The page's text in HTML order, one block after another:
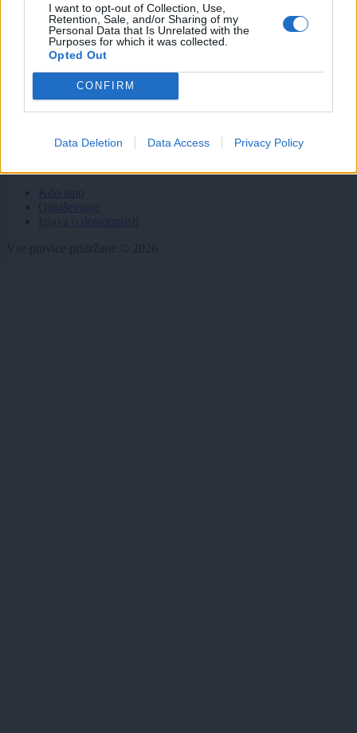
I want to opt-out of Collection, Use,
Retention, Sale, and/or Sharing of my
Personal Data that Is Unrelated with the
Purposes for which it was collected.
Opted Out
CONFIRM
Data Deletion Data Access Privacy Policy
Scena
Zadnje novice
Rubrike
Dogodki
Igre
Forum